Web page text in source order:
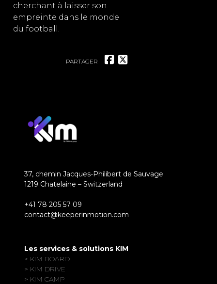
cherchant à laisser son
empreinte dans le monde
du football.
PARTAGER
37, chemin Jacques-Philibert de Sauvage
1219 Chatelaine – Switzerland
+41 78 205 57 09
contact@keeperinmotion.com
Les services & solutions KIM
> KIM BOARD
> KIM DRIVE
> KIM CAMP